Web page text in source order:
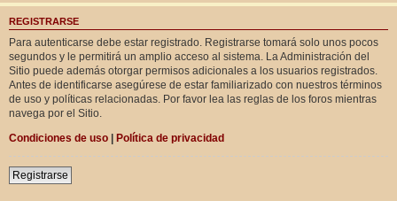
REGISTRARSE
Para autenticarse debe estar registrado. Registrarse tomará solo unos pocos
segundos y le permitirá un amplio acceso al sistema. La Administración del
Sitio puede además otorgar permisos adicionales a los usuarios registrados.
Antes de identificarse asegúrese de estar familiarizado con nuestros términos
de uso y políticas relacionadas. Por favor lea las reglas de los foros mientras
navega por el Sitio.
Condiciones de uso | Política de privacidad
Registrarse